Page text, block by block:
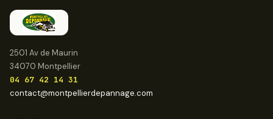
2501 Av de Maurin
34070 Montpellier
04 67 42 14 31
contact@montpellierdepannage.com